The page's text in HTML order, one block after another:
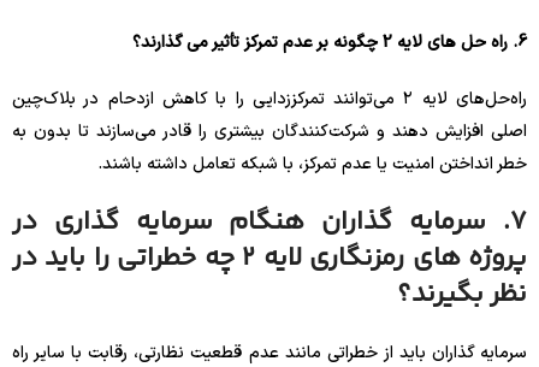
6. راه حل های لایه 2 چگونه بر عدم تمرکز تأثیر می گذارند؟
راه‌حل‌های لایه ۲ می‌توانند تمرکززدایی را با کاهش ازدحام در بلاک‌چین
اصلی افزایش دهند و شرکت‌کنندگان بیشتری را قادر می‌سازند تا بدون به
خطر انداختن امنیت یا عدم تمرکز، با شبکه تعامل داشته باشند.
7. سرمایه گذاران هنگام سرمایه گذاری در
پروژه های رمزنگاری لایه 2 چه خطراتی را باید در
نظر بگیرند؟
سرمایه گذاران باید از خطراتی مانند عدم قطعیت نظارتی، رقابت با سایر راه